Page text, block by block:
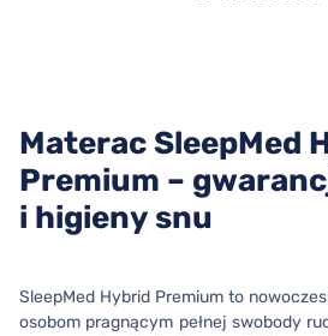
Materac SleepMed
Premium –
i higieny snu
SleepMed Hybrid Premium to
osobom pragnącym pełnej swobody